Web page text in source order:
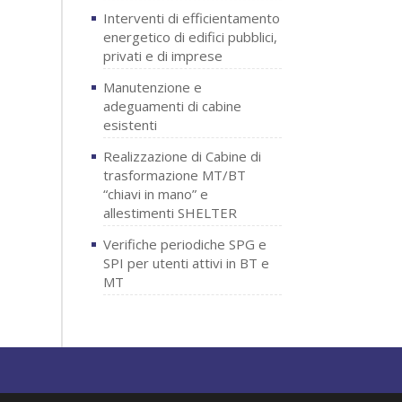
Interventi di efficientamento
energetico di edifici pubblici,
privati e di imprese
Manutenzione e
adeguamenti di cabine
esistenti
Realizzazione di Cabine di
trasformazione MT/BT
“chiavi in mano” e
allestimenti SHELTER
Verifiche periodiche SPG e
SPI per utenti attivi in BT e
MT